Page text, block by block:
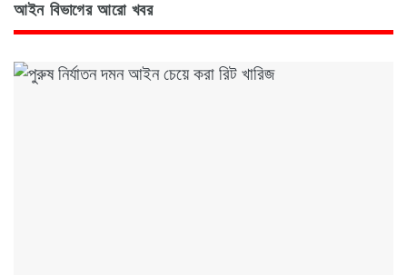
আইন বিভাগের আরো খবর